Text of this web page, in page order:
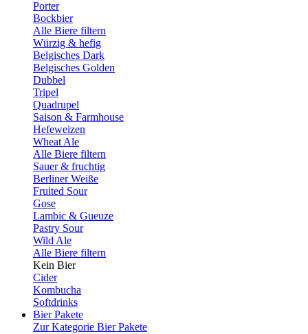
Porter
Bockbier
Alle Biere filtern
Würzig & hefig
Belgisches Dark
Belgisches Golden
Dubbel
Tripel
Quadrupel
Saison & Farmhouse
Hefeweizen
Wheat Ale
Alle Biere filtern
Sauer & fruchtig
Berliner Weiße
Fruited Sour
Gose
Lambic & Gueuze
Pastry Sour
Wild Ale
Alle Biere filtern
Kein Bier
Cider
Kombucha
Softdrinks
Bier Pakete
Zur Kategorie Bier Pakete